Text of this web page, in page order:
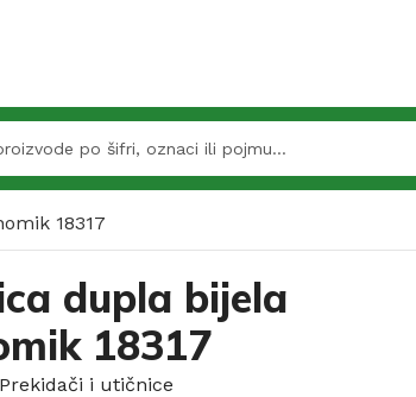
18317
dupla bijela
18317
Prekidači i utičnice